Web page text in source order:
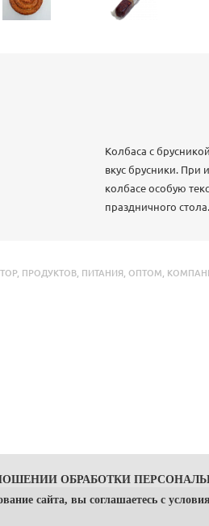
Колбаса с
вкус брусники. При
колбасе особую
праздничного
, ПРОДУКТОВ ПИТАНИЯ ОПТОМ
ОБРАБОТКИ
сайта, вы соглашаетесь с